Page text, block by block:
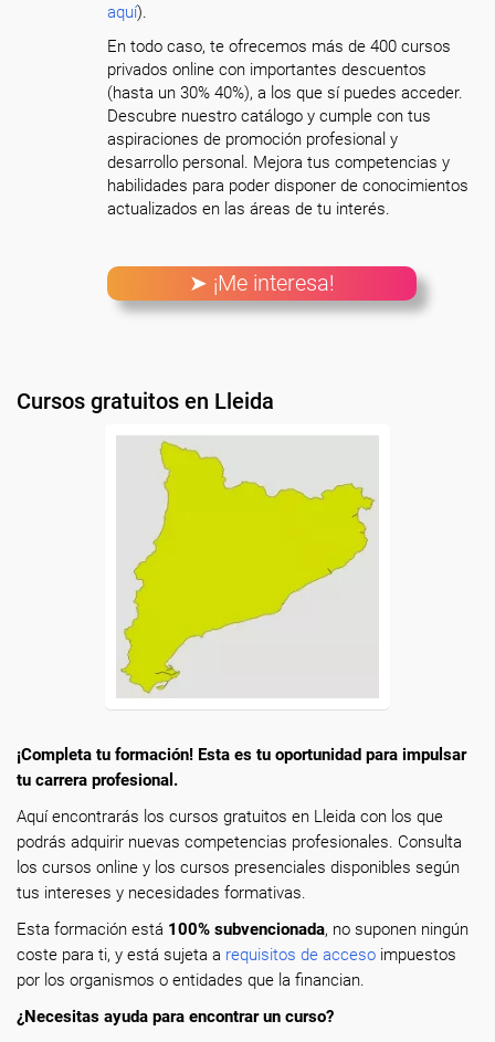
aquí).
En todo caso, te ofrecemos más de 400 cursos
privados online con importantes descuentos
(hasta un 30% 40%), a los que sí puedes acceder.
Descubre nuestro catálogo y cumple con tus
aspiraciones de promoción profesional y
desarrollo personal. Mejora tus competencias y
habilidades para poder disponer de conocimientos
actualizados en las áreas de tu interés.
➤ ¡Me interesa!
Cursos gratuitos en Lleida
¡Completa tu formación! Esta es tu oportunidad para impulsar
tu carrera profesional.
Aquí encontrarás los cursos gratuitos en Lleida con los que
podrás adquirir nuevas competencias profesionales. Consulta
los cursos online y los cursos presenciales disponibles según
tus intereses y necesidades formativas.
Esta formación está 100% subvencionada, no suponen ningún
coste para ti, y está sujeta a requisitos de acceso impuestos
por los organismos o entidades que la financian.
¿Necesitas ayuda para encontrar un curso?